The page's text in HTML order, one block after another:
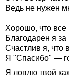
Ведь не нужен
Хорошо, что все
Благодарен я за
Счастлив я, что
Я "Спасибо" —
Я ловлю твой